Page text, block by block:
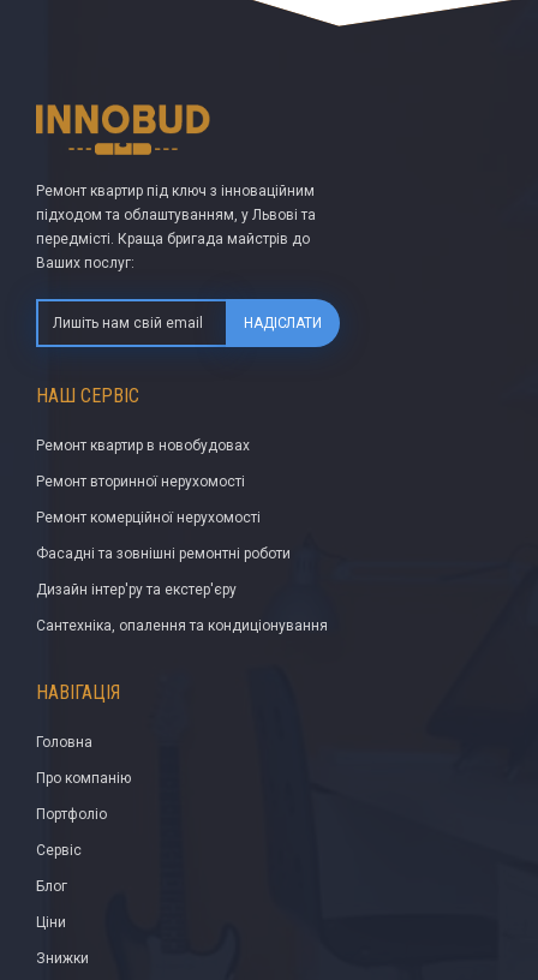
Ремонт квартир під ключ з інноваційним
підходом та облаштуванням, у Львові та
передмісті. Краща бригада майстрів до
Ваших послуг:
НАДІСЛАТИ
НАШ СЕРВІС
Ремонт квартир в новобудовах
Ремонт вторинної нерухомості
Ремонт комерційної нерухомості
Фасадні та зовнішні ремонтні роботи
Дизайн інтер'ру та екстер'єру
Сантехніка, опалення та кондиціонування
НАВІГАЦІЯ
Головна
Про компанію
Портфоліо
Сервіс
Блог
Ціни
Знижки